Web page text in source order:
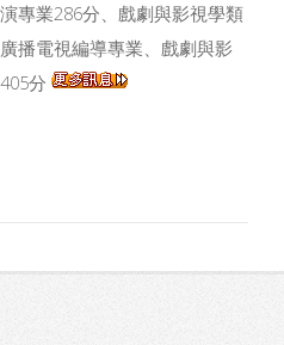
專業286分、戲劇與影視學類
播電視編導專業、戲劇與影
分